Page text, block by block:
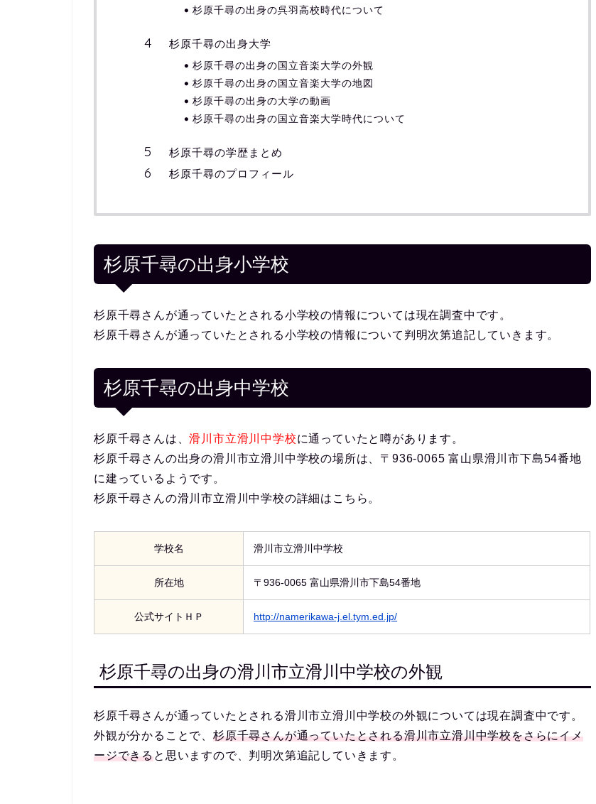
杉原千尋の出身の呉羽高校時代について
杉原千尋の出身大学
杉原千尋の出身の国立音楽大学の外観
杉原千尋の出身の国立音楽大学の地図
杉原千尋の出身の大学の動画
杉原千尋の出身の国立音楽大学時代について
杉原千尋の学歴まとめ
杉原千尋のプロフィール
杉原千尋の出身小学校
杉原千尋さんが通っていたとされる小学校の情報については現在調査中です。
杉原千尋さんが通っていたとされる小学校の情報について判明次第追記していきます。
杉原千尋の出身中学校
杉原千尋さんは、滑川市立滑川中学校に通っていたと噂があります。
杉原千尋さんの出身の滑川市立滑川中学校の場所は、〒936-0065 富山県滑川市下島54番地
に建っているようです。
杉原千尋さんの滑川市立滑川中学校の詳細はこちら。
学校名 滑川市立滑川中学校
所在地 〒936-0065 富山県滑川市下島54番地
公式サイトＨＰ http://namerikawa-j.el.tym.ed.jp/
杉原千尋の出身の滑川市立滑川中学校の外観
杉原千尋さんが通っていたとされる滑川市立滑川中学校の外観については現在調査中です。
外観が分かることで、 杉原千尋さんが通っていたとされる滑川市立滑川中学校をさらにイメ
ージできると思いますので、判明次第追記していきます。